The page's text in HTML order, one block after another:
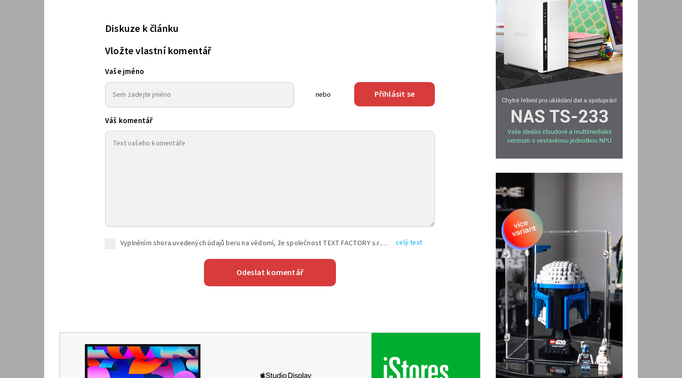
Diskuze k článku
Vložte vlastní komentář
Vaše jméno
nebo Přihlásit se
Váš komentář
Vyplněním shora uvedených údajů beru na vědomí, že společnost TEXT FACTORY s.r.o., sídlem Brno, Durďákova 336/29, Černá Pole, PSČ: 613 00, IČ: 06157831, zapsané u Krajského soudu v Brně, oddíl C, vložka 100399, bude zpracovávat mé osobní údaje uvedené v rámci mnou vyplněného registračního formuláře na základě oprávněných zájmů TEXT FACTORY s.r.o. dle čl. 6 odst. 1 písm. f) GDPR a pro splnění právních povinností (čl. 6 odst. 1 písm. c) GDPR), a to pro tyto účely: nezbytnost zajistit oprávnění návštěvníka webových stránek provozovaných společností TEXT FACTORY s.r.o. přispívat aktivně ke zveřejněným článkům nebo v rámci diskusních fór a výkon práv TEXT FACTORY s.r.o. jako administrátora těchto diskusních fór. Více informací o zpracování osobních údajů a právech lze nalézt v celý text